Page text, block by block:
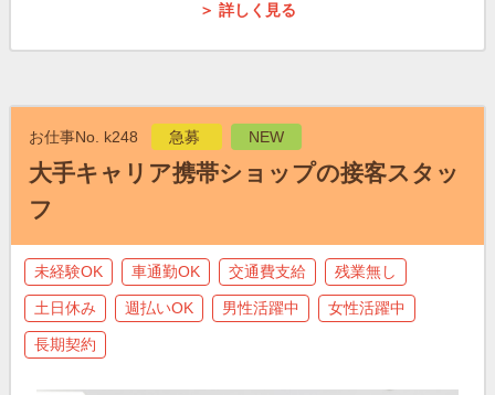
＞ 詳しく見る
お仕事No. k248 急募 NEW
大手キャリア携帯ショップの接客スタッ
フ
未経験OK 車通勤OK 交通費支給 残業無し
土日休み 週払いOK 男性活躍中 女性活躍中
長期契約